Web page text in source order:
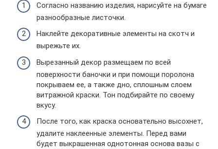
Согласно названию изделия, нарисуйте на бумаге
разнообразные листочки.
Наклейте декоративные элементы на скотч и
вырежьте их.
Вырезанный декор размещаем по всей
поверхности баночки и при помощи поролона
покрываем ее, а также дно, сплошным слоем
витражной краски. Тон подбирайте по своему
вкусу.
После того, как краска основательно высохнет,
удалите наклеенные элементы. Перед вами
будет выкрашенная однотонная основа вазы с